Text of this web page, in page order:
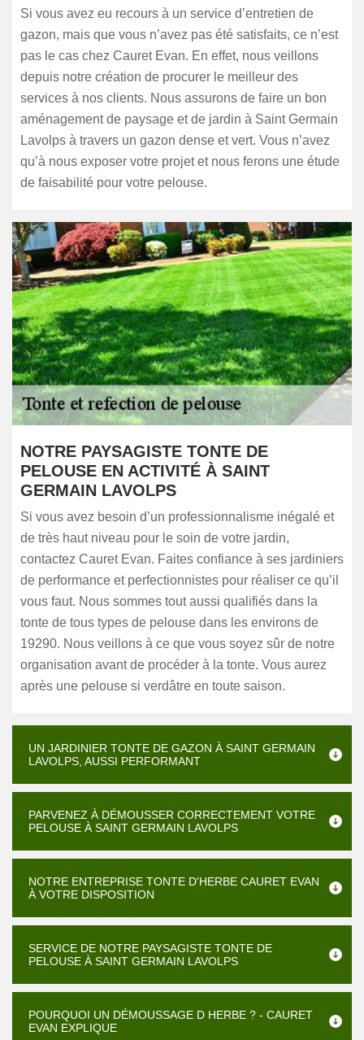
Si vous avez eu recours à un service d’entretien de
gazon, mais que vous n’avez pas été satisfaits, ce n’est
pas le cas chez Cauret Evan. En effet, nous veillons
depuis notre création de procurer le meilleur des
services à nos clients. Nous assurons de faire un bon
aménagement de paysage et de jardin à Saint Germain
Lavolps à travers un gazon dense et vert. Vous n’avez
qu’à nous exposer votre projet et nous ferons une étude
de faisabilité pour votre pelouse.
NOTRE PAYSAGISTE TONTE DE
PELOUSE EN ACTIVITÉ À SAINT
GERMAIN LAVOLPS
Si vous avez besoin d’un professionnalisme inégalé et
de très haut niveau pour le soin de votre jardin,
contactez Cauret Evan. Faites confiance à ses jardiniers
de performance et perfectionnistes pour réaliser ce qu’il
vous faut. Nous sommes tout aussi qualifiés dans la
tonte de tous types de pelouse dans les environs de
19290. Nous veillons à ce que vous soyez sûr de notre
organisation avant de procéder à la tonte. Vous aurez
après une pelouse si verdâtre en toute saison.
UN JARDINIER TONTE DE GAZON À SAINT GERMAIN
LAVOLPS, AUSSI PERFORMANT
PARVENEZ À DÉMOUSSER CORRECTEMENT VOTRE
PELOUSE À SAINT GERMAIN LAVOLPS
NOTRE ENTREPRISE TONTE D'HERBE CAURET EVAN
À VOTRE DISPOSITION
SERVICE DE NOTRE PAYSAGISTE TONTE DE
PELOUSE À SAINT GERMAIN LAVOLPS
POURQUOI UN DÉMOUSSAGE D HERBE ? - CAURET
EVAN EXPLIQUE